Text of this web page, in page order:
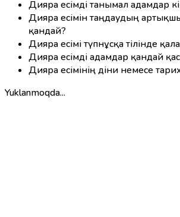
Дияра есімді танымал адамдар
Дияра есімін таңдаудың
қандай?
Дияра есімі түпнұсқа тілінде
Дияра есімді адамдар қандай
Дияра есімінің діни немесе
Yuklanmoqda...